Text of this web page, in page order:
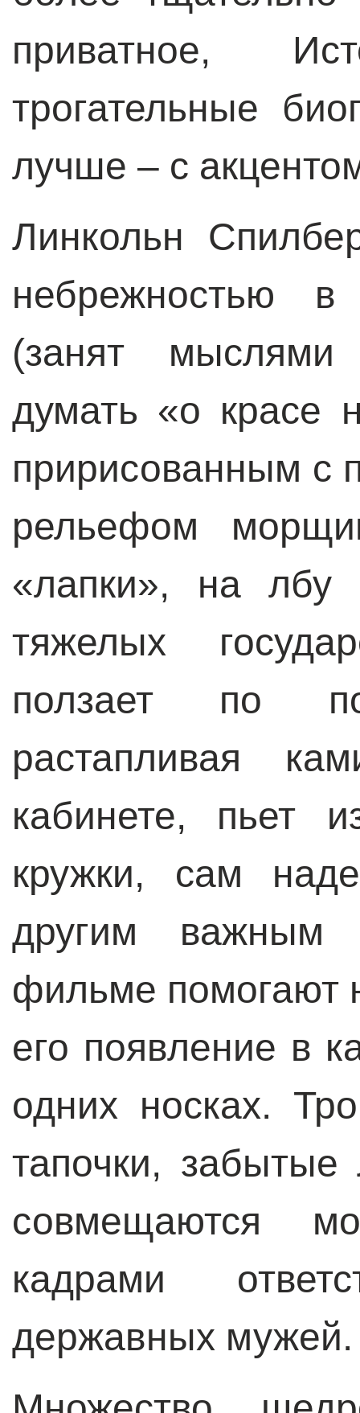
приватное,
трогательные
лучше – с
Линкольн
небрежностью
(занят
думать «о красе
пририсованным с
рельефом
«лапки», на лбу
тяжелых
ползает по
растапливая
кабинете, пьет
кружки, сам
другим
фильме помогают
его появление в
одних носках.
тапочки,
совмещаются
кадрами
державных мужей.